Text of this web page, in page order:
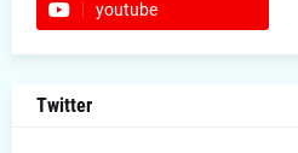
youtube
Twitter